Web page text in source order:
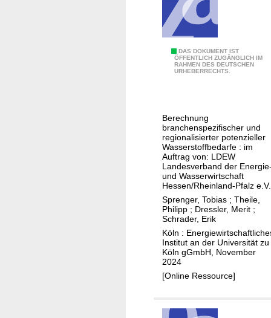
-
z
u
n
g
s
b
e
s
t
a
n
d
s
d
e
r
s
t
o
f
f
m
a
r
k
t
h
c
DAS DOKUMENT IST
ÖFFENTLICH ZUGÄNGLICH IM
RAHMEN DES DEUTSCHEN
URHEBERRECHTS.
z
i
e
l
l
e
W
a
s
s
e
r
Berechnung
branchenspezifischer und
regionalisierter potenzieller
Wasserstoffbedarfe : im
Auftrag von: LDEW
Landesverband der
und Wasserwirtschaft
Hessen/Rheinland-Pfalz e.V.
Sprenger, Tobias ; Theile,
Philipp ; Dressler, Merit ;
Schrader, Erik
Köln :
Institut an der Universität zu
Köln gGmbH, November
2024
[Online Ressource]